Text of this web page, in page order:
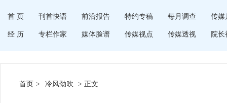
首 页 刊首快语 前沿报告 特约专稿 每月调查 传媒
经 历 专栏作家 媒体脸谱 传媒视点 传媒透视 院长
首页 > 冷风劲吹 > 正文